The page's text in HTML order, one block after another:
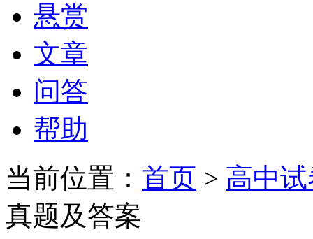
悬赏
文章
问答
帮助
当前位置： 首页 > 高中
真题及答案